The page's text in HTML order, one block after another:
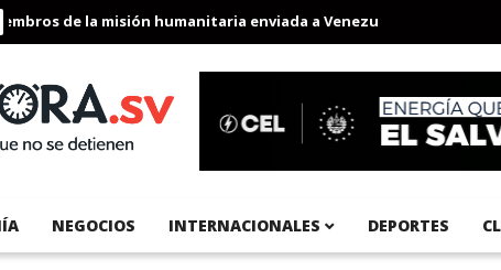
de la misión humanitaria enviada a Venezuela Aeropuerto
NEGOCIOS INTERNACIONALES DEPORTES